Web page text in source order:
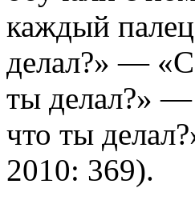
каждый
делал?» — «С
ты делал?»
что ты
2010: 369).